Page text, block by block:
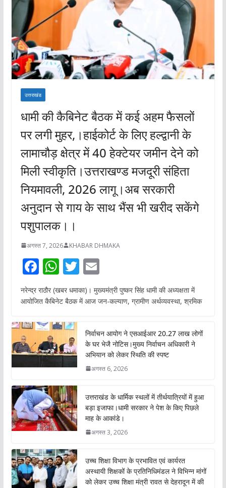
उत्तराखंड
धामी की कैबिनेट बैठक में कई अहम फैसलों
पर लगी मुहर,।हाईकोर्ट के लिए हल्द्वानी के
लामाचौड़ क्षेत्र में 40 हेक्टेयर जमीन देने को
मिली स्वीकृति।उत्तराखण्ड मजदूरी संहिता
नियमावली, 2026 लागू।अब सरकारी
अनुदान से गाय के साथ भैंस भी खरीद सकेंगे
पशुपालक।।
अगस्त 7, 2026 KHABAR DHMAKA
F
ac
e
o
o
k
W
h
at
A
p
p
T
w
itt
E
m
ai
नरेन्द्र राठौर (खबर धमाका)। मुख्यमंत्री पुष्कर सिंह धामी की अध्यक्षता में
आयोजित कैबिनेट बैठक में आज जन-कल्याण, ग्रामीण अर्थव्यवस्था, श्रमिक
निर्वाचन आयोग ने एसआईआर 20.27 लाख लोगों
के घर भेजै नोटिस।मुख्य निर्वाचन अधिकारी ने
अभियान को लेकर स्थिति की स्पष्ट
अगस्त 6, 2026
उत्तराखंड के धार्मिक स्थलों में तीर्थयात्रियों में हुआ
बड़ा इजाफा।धामी सरकार ने पेश के किए पिछले
माह के आकांडे।
अगस्त 3, 2026
उच्च शिक्षा विभाग के प्रभावित एवं कार्यरत
अस्थायी शिक्षकों के प्रतिनिधिमंडल ने विभिन्न मांगों
को लेकर उच्च शिक्षा मंत्री रावत से देहरादून में की